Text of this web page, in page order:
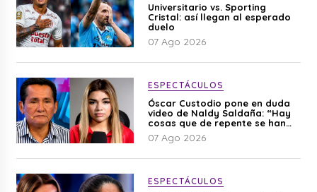
Universitario vs. Sporting
Cristal: así llegan al esperado
duelo
07 Ago 2026
ESPECTÁCULOS
Óscar Custodio pone en duda
video de Naldy Saldaña: “Hay
cosas que de repente se han
editado”
07 Ago 2026
ESPECTÁCULOS